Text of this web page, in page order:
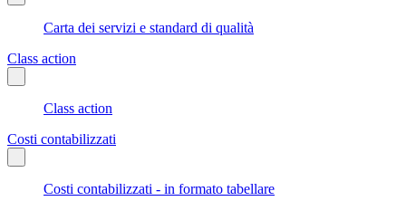
Carta dei servizi e standard di qualità
Class action
Class action
Costi contabilizzati
Costi contabilizzati - in formato tabellare